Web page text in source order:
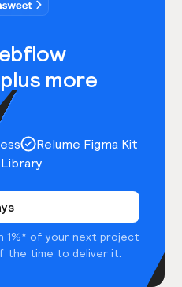
more
Relume Figma Kit
1%* of your next project
the time to deliver it.